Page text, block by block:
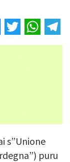
Facebook
Twitter
s”Unione
puru